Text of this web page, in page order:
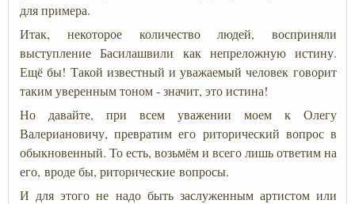
для примера.
Итак, некоторое количество людей, восприняли
выступление Басилашвили как непреложную истину.
Ещё бы! Такой известный и уважаемый человек говорит
таким уверенным тоном - значит, это истина!
Но давайте, при всем уважении моем к Олегу
Валериановичу, превратим его риторический вопрос в
обыкновенный. То есть, возьмём и всего лишь ответим на
его, вроде бы, риторические вопросы.
И для этого не надо быть заслуженным артистом или